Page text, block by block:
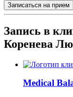
Записаться на прием
Запись в
Коренева
Medical